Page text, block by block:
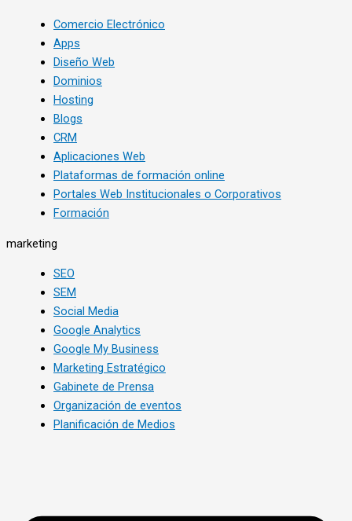
Comercio Electrónico
Apps
Diseño Web
Dominios
Hosting
Blogs
CRM
Aplicaciones Web
Plataformas de formación online
Portales Web Institucionales o Corporativos
Formación
marketing
SEO
SEM
Social Media
Google Analytics
Google My Business
Marketing Estratégico
Gabinete de Prensa
Organización de eventos
Planificación de Medios